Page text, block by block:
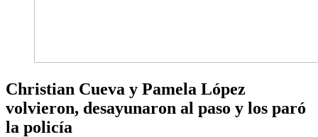
Christian Cueva y Pamela López
volvieron, desayunaron al paso y los paró
la policía